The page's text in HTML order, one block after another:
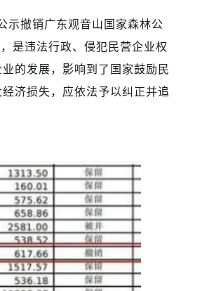
撤销广东观音山国家森林公
是违法行政、侵犯民营企业权
的发展，影响到了国家鼓励民
济损失，应依法予以纠正并追